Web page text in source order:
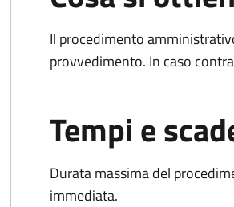
Il procedimento
provvedimento. In caso
Tempi e
Durata massima del
immediata.